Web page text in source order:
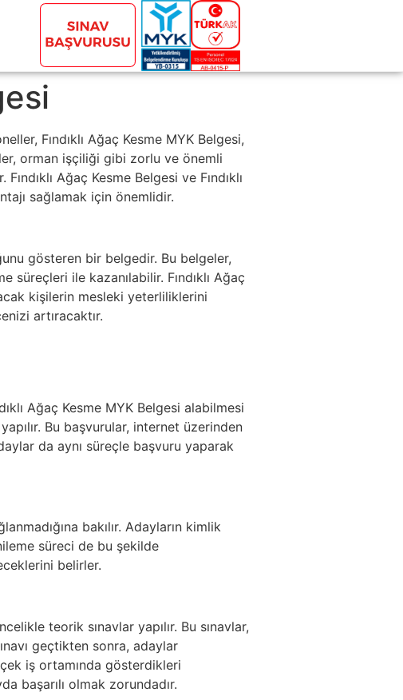
Fındıklı Ağaç Kesme MYK Belgesi,
orman işçiliği gibi zorlu ve önemli
Ağaç Kesme Belgesi ve Fındıklı
sağlamak için önemlidir.
gösteren bir belgedir. Bu belgeler,
süreçleri ile kazanılabilir. Fındıklı Ağaç
kişilerin mesleki yeterliliklerini
artıracaktır.
Ağaç Kesme MYK Belgesi alabilmesi
Bu başvurular, internet üzerinden
da aynı süreçle başvuru yaparak
bakılır. Adayların kimlik
süreci de bu şekilde
belirler.
teorik sınavlar yapılır. Bu sınavlar,
geçtikten sonra, adaylar
iş ortamında gösterdikleri
başarılı olmak zorundadır.